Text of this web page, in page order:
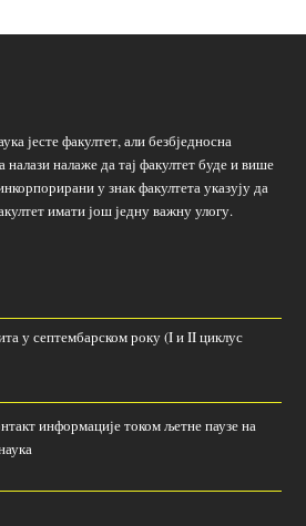
јесте факултет, али безбједносна
налази налаже да тај факултет буде и више
у знак факултета указују да
имати још једну важну улогу.
у септембарском року (I и II циклус
информације током љетне паузе на